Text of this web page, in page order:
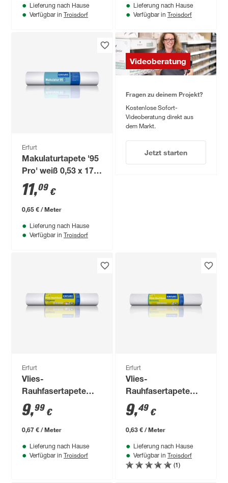
Lieferung nach Hause
Verfügbar in Troisdorf
Lieferung nach Hause
Verfügbar in Troisdorf
Erfurt
Makulaturtapete '95
Pro' weiß 0,53 x 17
m
11,09 €
0,65 € / Meter
Lieferung nach Hause
Verfügbar in Troisdorf
Videoberatung
Fragen zu deinem Projekt?
Kostenlose Sofort-
Videoberatung direkt aus
dem Markt.
Jetzt starten
Erfurt
Vlies-
Rauhfasertapete
'Elegance' weiß 0,53
x 15 m
9,99 €
0,67 € / Meter
Lieferung nach Hause
Verfügbar in Troisdorf
Erfurt
Vlies-
Rauhfasertapete
'Romantic' weiß 0,53
x 15 m
9,49 €
0,63 € / Meter
Lieferung nach Hause
Verfügbar in Troisdorf
(1)